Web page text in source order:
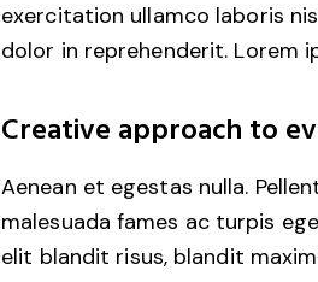
exercitation ullamco laboris
dolor in reprehenderit. Lorem
Creative approach to
Aenean et egestas nulla.
malesuada fames ac turpis
elit blandit risus, blandit